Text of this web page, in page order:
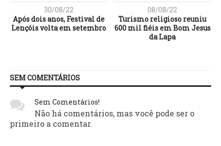
30/08/22
Após dois anos, Festival de
Lençóis volta em setembro
08/08/22
Turismo religioso reuniu
600 mil fiéis em Bom Jesus
da Lapa
SEM COMENTÁRIOS
Sem Comentários!
Não há comentários, mas você pode ser o
primeiro a comentar.